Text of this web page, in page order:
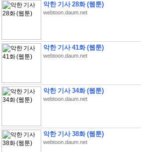
악한 기사 28화 (웹툰)
webtoon.daum.net
악한 기사 41화 (웹툰)
webtoon.daum.net
악한 기사 34화 (웹툰)
webtoon.daum.net
악한 기사 38화 (웹툰)
webtoon.daum.net